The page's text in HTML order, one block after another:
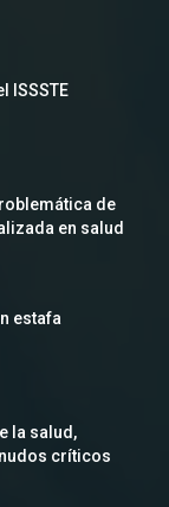
ISSSTE
de
en salud
estafa
la salud,
críticos